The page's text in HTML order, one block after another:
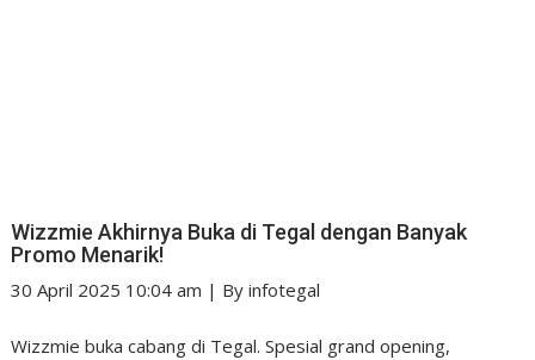
Wizzmie Akhirnya Buka di Tegal dengan Banyak
Promo Menarik!
30 April 2025 10:04 am | Byinfotegal
Wizzmie buka cabang di Tegal. Spesial grand opening,